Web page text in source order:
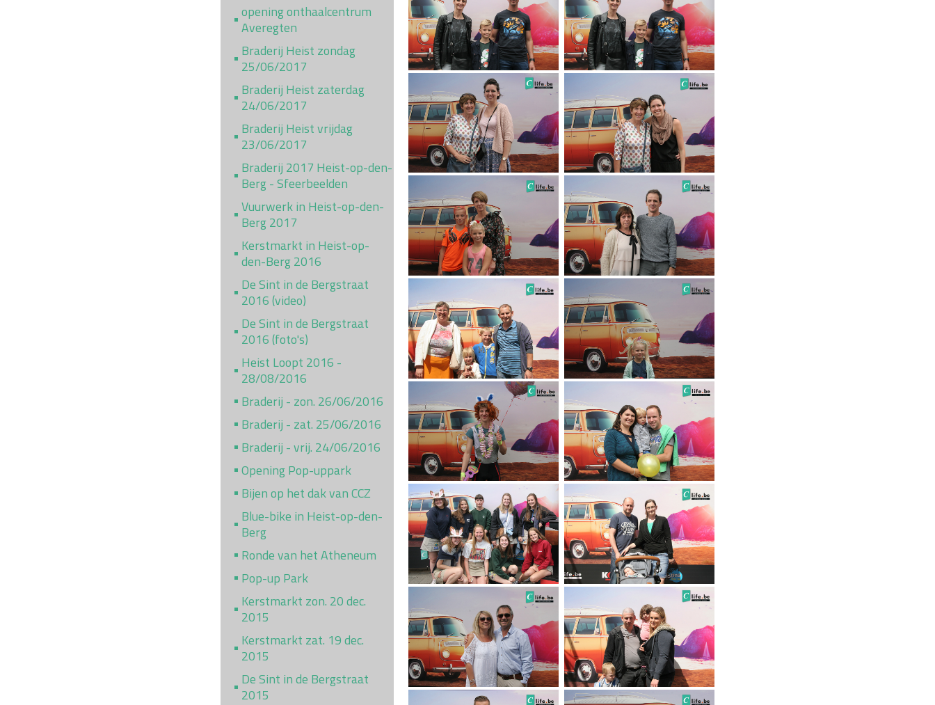
opening onthaalcentrum
Averegten
Braderij Heist zondag
25/06/2017
Braderij Heist zaterdag
24/06/2017
Braderij Heist vrijdag
23/06/2017
Braderij 2017 Heist-op-den-
Berg - Sfeerbeelden
Vuurwerk in Heist-op-den-
Berg 2017
Kerstmarkt in Heist-op-
den-Berg 2016
De Sint in de Bergstraat
2016 (video)
De Sint in de Bergstraat
2016 (foto's)
Heist Loopt 2016 -
28/08/2016
Braderij - zon. 26/06/2016
Braderij - zat. 25/06/2016
Braderij - vrij. 24/06/2016
Opening Pop-uppark
Bijen op het dak van CCZ
Blue-bike in Heist-op-den-
Berg
Ronde van het Atheneum
Pop-up Park
Kerstmarkt zon. 20 dec.
2015
Kerstmarkt zat. 19 dec.
2015
De Sint in de Bergstraat
2015